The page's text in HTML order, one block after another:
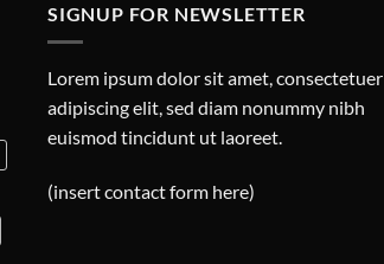
SIGNUP FOR NEWSLETTER
Lorem ipsum dolor sit amet, consectetuer
adipiscing elit, sed diam nonummy nibh
euismod tincidunt ut laoreet.
(insert contact form here)